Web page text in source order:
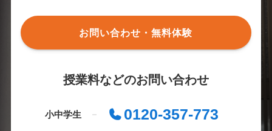
お問い合わせ・無料体験
授業料などのお問い合わせ
小中学生
0120-357-773